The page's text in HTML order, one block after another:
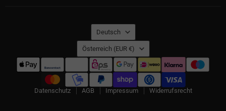
Sprache
Deutsch
Land
Österreich (EUR €)
Datenschutz AGB Impressum Widerrufsrecht